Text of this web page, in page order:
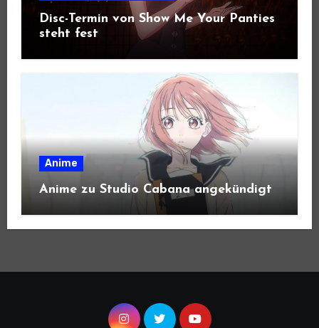
Disc-Termin von Show Me Your Panties
steht fest
Anime
Anime zu Studio Cabana angekündigt